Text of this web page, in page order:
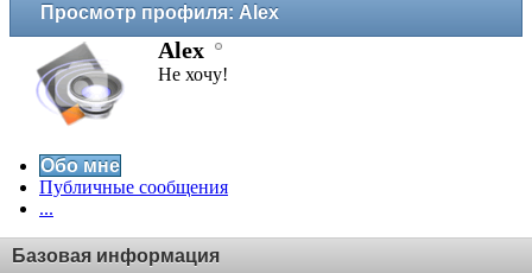
Просмотр профиля: Alex
Alex
Не хочу!
Обо мне
Публичные сообщения
...
Базовая информация